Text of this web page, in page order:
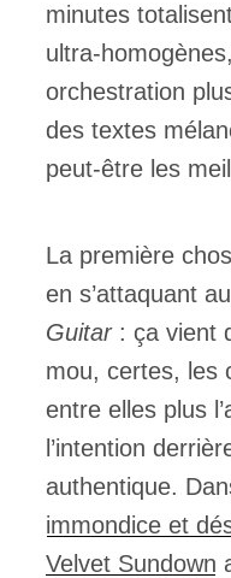
minutes
ultra-
orchestration
des textes
peut-être les
La première
en s’attaquant
Guitar: ça vient
mou, certes, les
entre elles plus
l’intention
authentique.
immondice et
Velvet Sundown